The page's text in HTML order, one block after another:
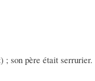
son père était serrurier.